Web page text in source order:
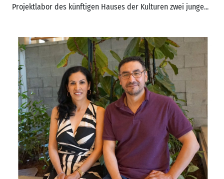
Projektlabor des künftigen Hauses der Kulturen zwei junge...